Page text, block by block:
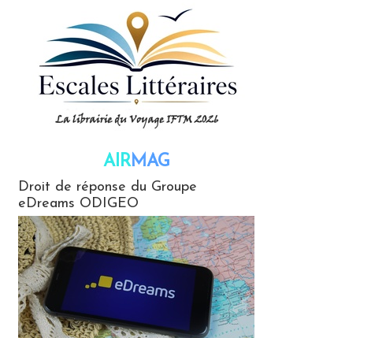
AIRMAG
Droit de réponse du Groupe
eDreams ODIGEO